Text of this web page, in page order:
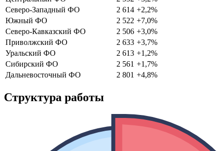
Северо-Западный ФО
2 614 +2,2%
Южный ФО
2 522 +7,0%
Северо-Кавказский ФО
2 506 +3,0%
Приволжский ФО
2 633 +3,7%
Уральский ФО
2 613 +1,2%
Сибирский ФО
2 561 +1,7%
Дальневосточный ФО
2 801 +4,8%
Структура работы